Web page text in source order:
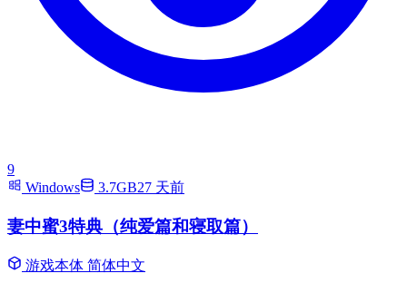
9
Windows
3.7GB27 天前
妻中蜜3特典（纯爱篇和寝取篇）
游戏本体 简体中文